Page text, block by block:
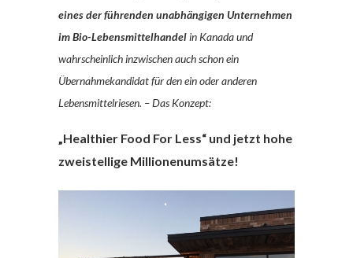
eines der führenden unabhängigen Unternehmen
im Bio-Lebensmittelhandelin Kanada und
wahrscheinlich inzwischen auch schon ein
Übernahmekandidat für den ein oder anderen
Lebensmittelriesen. – Das Konzept:
„Healthier Food For Less“ und jetzt hohe
zweistellige Millionenumsätze!